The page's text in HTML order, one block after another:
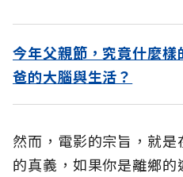
今年父親節，究竟什麼
爸的大腦與生活？
然而，電影的宗旨，就
的真義，如果你是離鄉